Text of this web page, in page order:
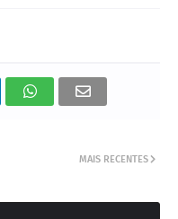
MAIS RECENTES